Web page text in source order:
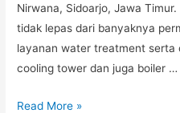
Nirwana, Sidoarjo, Jawa
tidak lepas dari banyaknya
layanan water treatment
cooling tower dan juga boiler …
Read More »